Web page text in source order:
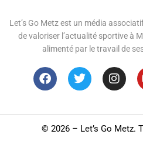
Let’s Go Metz est un média
de valoriser l’actualité sportive à
alimenté par le travail de
© 2026 – Let’s Go Metz.